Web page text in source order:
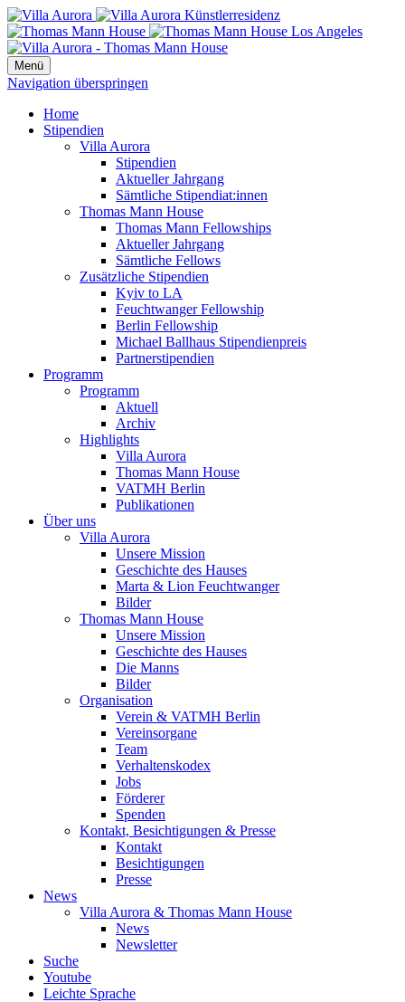
Menü
Navigation überspringen
Home
Stipendien
Villa Aurora
Stipendien
Aktueller Jahrgang
Sämtliche Stipendiat:innen
Thomas Mann House
Thomas Mann Fellowships
Aktueller Jahrgang
Sämtliche Fellows
Zusätzliche Stipendien
Kyiv to LA
Feuchtwanger Fellowship
Berlin Fellowship
Michael Ballhaus Stipendienpreis
Partnerstipendien
Programm
Programm
Aktuell
Archiv
Highlights
Villa Aurora
Thomas Mann House
VATMH Berlin
Publikationen
Über uns
Villa Aurora
Unsere Mission
Geschichte des Hauses
Marta & Lion Feuchtwanger
Bilder
Thomas Mann House
Unsere Mission
Geschichte des Hauses
Die Manns
Bilder
Organisation
Verein & VATMH Berlin
Vereinsorgane
Team
Verhaltenskodex
Jobs
Förderer
Spenden
Kontakt, Besichtigungen & Presse
Kontakt
Besichtigungen
Presse
News
Villa Aurora & Thomas Mann House
News
Newsletter
Suche
Youtube
Leichte Sprache